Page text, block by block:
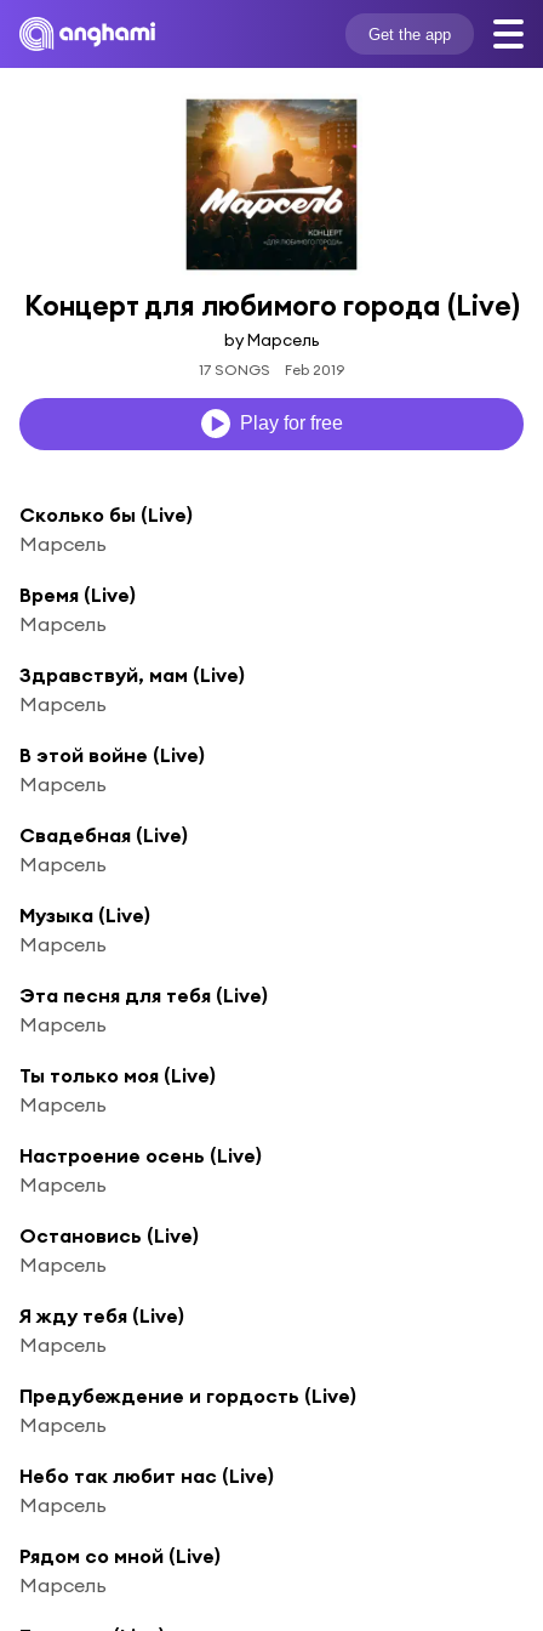
Get the app
Концерт для любимого города (Live)
by Марсель
17 SONGS Feb 2019
Play for free
Сколько бы (Live)
Марсель
Время (Live)
Марсель
Здравствуй, мам (Live)
Марсель
В этой войне (Live)
Марсель
Свадебная (Live)
Марсель
Музыка (Live)
Марсель
Эта песня для тебя (Live)
Марсель
Ты только моя (Live)
Марсель
Настроение осень (Live)
Марсель
Остановись (Live)
Марсель
Я жду тебя (Live)
Марсель
Предубеждение и гордость (Live)
Марсель
Небо так любит нас (Live)
Марсель
Рядом со мной (Live)
Марсель